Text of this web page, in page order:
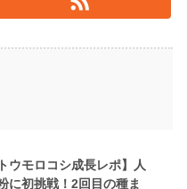
ウモロコシ成長レポ】人
に初挑戦！2回目の種ま